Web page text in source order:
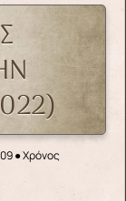
● Χρόνος